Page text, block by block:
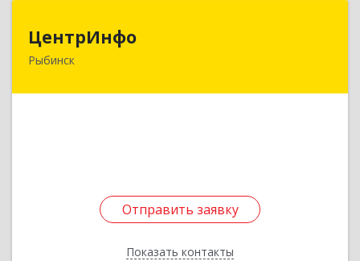
ЦентрИнфо
Рыбинск
Отправить заявку
Показать контакты
152901, Ярославская обл, Рыбинский р-н,
Отправить заявку
Назад